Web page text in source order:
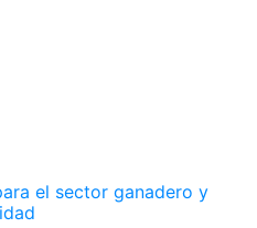
el sector ganadero y